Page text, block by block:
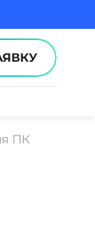
ПК